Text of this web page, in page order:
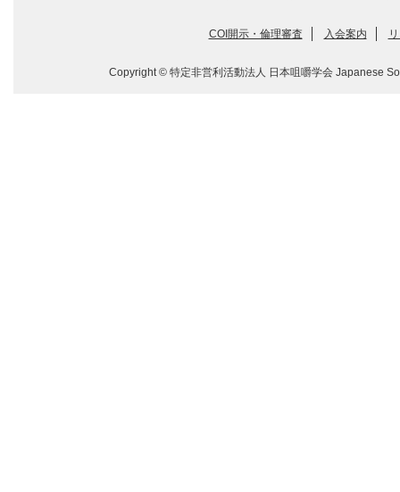
COI開示・倫理審査 入会案内
Copyright © 特定非営利活動法人 日本咀嚼学会 Japanese